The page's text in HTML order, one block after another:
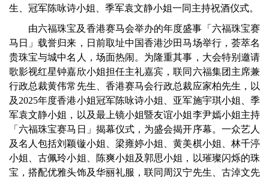
生、冠军陈咏诗小姐、季军袁文静小姐一同主持祝酒仪式。
由六福珠宝及香港赛马会举办的年度盛事「六福珠宝赛
马日」载誉归来，日前取址中国香港沙田马场举行，荟萃名
贵珠宝与城中名人，场面热闹。为隆重其事，大会特别邀请
歌影视红星钟嘉欣小姐担任主礼嘉宾，联同六福集团主席兼
行政总裁黄伟常先生、香港赛马会行政总裁应家柏先生，以
及2025年度香港小姐冠军陈咏诗小姐、亚军施宇琪小姐、季
军袁文静小姐，以及最上镜小姐暨友谊小姐李尹嫣小姐主持
「六福珠宝赛马日」揭幕仪式，为盛会揭开序幕。一众艺人
及名人包括刘颖镟小姐、梁雍婷小姐、黄美棋小姐、林千渟
小姐、古佩玲小姐、陈爽小姐及郭思小姐，以璀璨闪烁的珠
宝，搭配优雅头饰及华丽礼服，联同周汉宁先生、古淖文先